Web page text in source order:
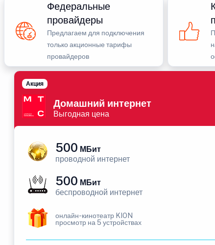
Федеральные
провайдеры
Предлагаем для подключения
только акционные тарифы
провайдеров
Домашний интернет
Выгодная цена
Акция
500 МБит
проводной интернет
500 МБит
беспроводной интернет
онлайн-кинотеатр KION
просмотр на 5 устройствах